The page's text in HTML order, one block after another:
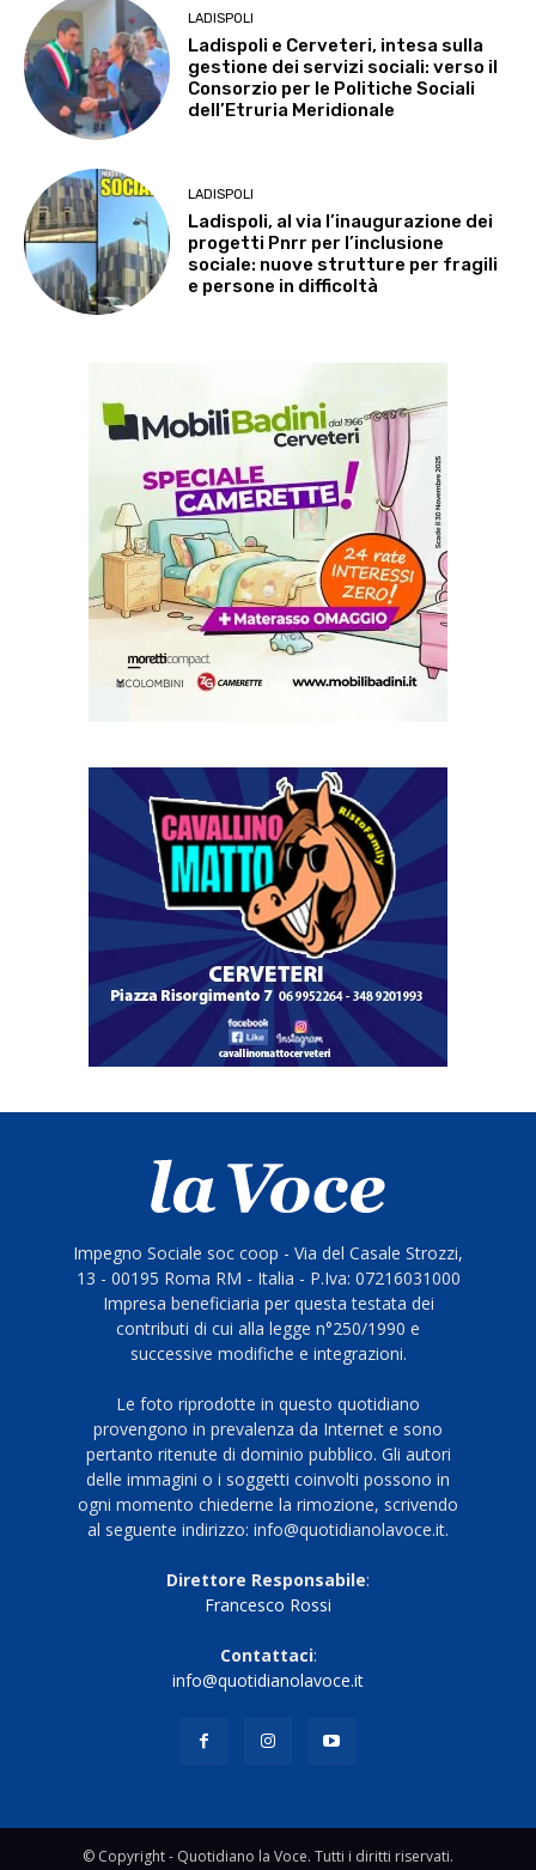
LADISPOLI
Ladispoli e Cerveteri, intesa sulla
gestione dei servizi sociali: verso il
Consorzio per le Politiche Sociali
dell’Etruria Meridionale
LADISPOLI
Ladispoli, al via l’inaugurazione dei
progetti Pnrr per l’inclusione
sociale: nuove strutture per fragili
e persone in difficoltà
Impegno Sociale soc coop - Via del Casale Strozzi,
13 - 00195 Roma RM - Italia - P.Iva: 07216031000
Impresa beneficiaria per questa testata dei
contributi di cui alla legge n°250/1990 e
successive modifiche e integrazioni.
Le foto riprodotte in questo quotidiano
provengono in prevalenza da Internet e sono
pertanto ritenute di dominio pubblico. Gli autori
delle immagini o i soggetti coinvolti possono in
ogni momento chiederne la rimozione, scrivendo
al seguente indirizzo: info@quotidianolavoce.it.
Direttore Responsabile:
Francesco Rossi
Contattaci:
info@quotidianolavoce.it
© Copyright - Quotidiano la Voce. Tutti i diritti riservati.